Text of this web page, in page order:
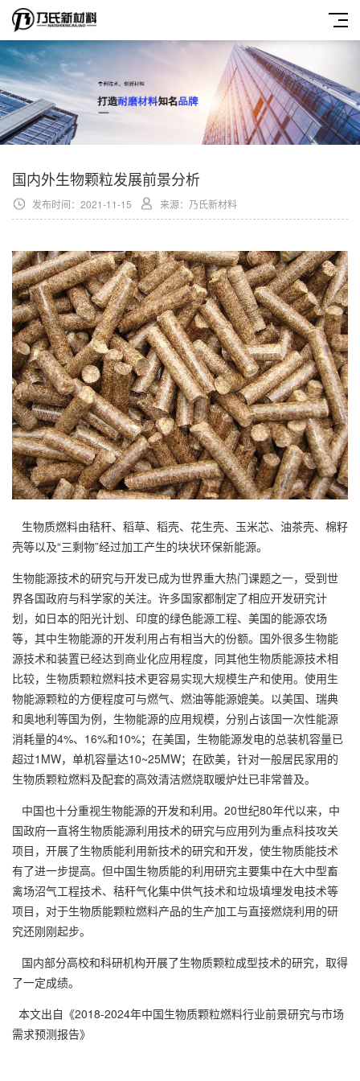
国内外生物颗粒发展前景分析
发布时间：2021-11-15 来源：乃氏新材料
生物质燃料由秸秆、稻草、稻壳、花生壳、玉米芯、油茶壳、棉籽
壳等以及“三剩物”经过加工产生的块状环保新能源。
生物能源技术的研究与开发已成为世界重大热门课题之一，受到世
界各国政府与科学家的关注。许多国家都制定了相应开发研究计
划，如日本的阳光计划、印度的绿色能源工程、美国的能源农场
等，其中生物能源的开发利用占有相当大的份额。国外很多生物能
源技术和装置已经达到商业化应用程度，同其他生物质能源技术相
比较，生物质颗粒燃料技术更容易实现大规模生产和使用。使用生
物能源颗粒的方便程度可与燃气、燃油等能源媲美。以美国、瑞典
和奥地利等国为例，生物能源的应用规模，分别占该国一次性能源
消耗量的4%、16%和10%；在美国，生物能源发电的总装机容量已
超过1MW，单机容量达10~25MW；在欧美，针对一般居民家用的
生物质颗粒燃料及配套的高效清洁燃烧取暖炉灶已非常普及。
中国也十分重视生物能源的开发和利用。20世纪80年代以来，中
国政府一直将生物质能源利用技术的研究与应用列为重点科技攻关
项目，开展了生物质能利用新技术的研究和开发，使生物质能技术
有了进一步提高。但中国生物质能的利用研究主要集中在大中型畜
禽场沼气工程技术、秸秆气化集中供气技术和垃圾填埋发电技术等
项目，对于生物质能颗粒燃料产品的生产加工与直接燃烧利用的研
究还刚刚起步。
国内部分高校和科研机构开展了生物质颗粒成型技术的研究，取得
了一定成绩。
本文出自《2018-2024年中国生物质颗粒燃料行业前景研究与市场
需求预测报告》